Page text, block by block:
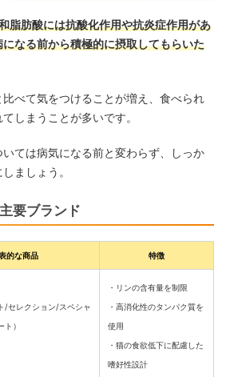
脂肪酸には抗酸化作用や抗炎症作用があ
なる前から積極的に摂取してもらいた
べて気をつけることが増え、食べられ
しまうことが多いです。
ては病気になる前と変わらず、しっか
ましょう。
要ブランド
的な商品 特徴
/セレクション/スペシャ
）
・リンの含有量を制限
・高消化性のタンパク質を
使用
・猫の食欲低下に配慮した
嗜好性設計